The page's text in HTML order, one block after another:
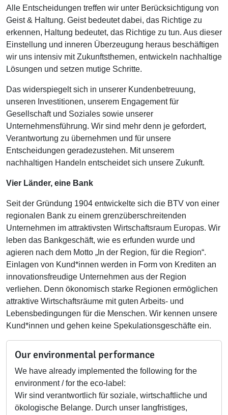
Alle Entscheidungen treffen wir unter Berücksichtigung von
Geist & Haltung. Geist bedeutet dabei, das Richtige zu
erkennen, Haltung bedeutet, das Richtige zu tun. Aus dieser
Einstellung und inneren Überzeugung heraus beschäftigen
wir uns intensiv mit Zukunftsthemen, entwickeln nachhaltige
Lösungen und setzen mutige Schritte.
Das widerspiegelt sich in unserer Kundenbetreuung,
unseren Investitionen, unserem Engagement für
Gesellschaft und Soziales sowie unserer
Unternehmensführung. Wir sind mehr denn je gefordert,
Verantwortung zu übernehmen und für unsere
Entscheidungen geradezustehen. Mit unserem
nachhaltigen Handeln entscheidet sich unsere Zukunft.
Vier Länder, eine Bank
Seit der Gründung 1904 entwickelte sich die BTV von einer
regionalen Bank zu einem grenzüberschreitenden
Unternehmen im attraktivsten Wirtschaftsraum Europas. Wir
leben das Bankgeschäft, wie es erfunden wurde und
agieren nach dem Motto „In der Region, für die Region“.
Einlagen von Kund*innen werden in Form von Krediten an
innovationsfreudige Unternehmen aus der Region
verliehen. Denn ökonomisch starke Regionen ermöglichen
attraktive Wirtschaftsräume mit guten Arbeits- und
Lebensbedingungen für die Menschen. Wir kennen unsere
Kund*innen und gehen keine Spekulationsgeschäfte ein.
Our environmental performance
We have already implemented the following for the
environment / for the eco-label:
Wir sind verantwortlich für soziale, wirtschaftliche und
ökologische Belange. Durch unser langfristiges,